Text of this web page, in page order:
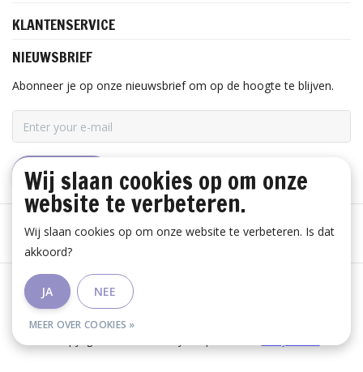
KLANTENSERVICE
NIEUWSBRIEF
Abonneer je op onze nieuwsbrief om op de hoogte te blijven.
ABONNEER
Algemene voorwaarden
Wij slaan cookies op om onze
website te verbeteren.
Wij slaan cookies op om onze website te verbeteren. Is dat
akkoord?
JA NEE
MEER OVER COOKIES »